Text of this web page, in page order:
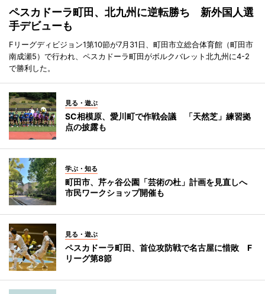
ペスカドーラ町田、北九州に逆転勝ち 新外国人選
手デビューも
Fリーグディビジョン1第10節が7月31日、町田市立総合体育館（町田市
南成瀬5）で行われ、ペスカドーラ町田がボルクバレット北九州に4-2
で勝利した。
見る・遊ぶ
SC相模原、愛川町で作戦会議 「天然芝」練習拠
点の披露も
学ぶ・知る
町田市、芹ヶ谷公園「芸術の杜」計画を見直しへ
市民ワークショップ開催も
見る・遊ぶ
ペスカドーラ町田、首位攻防戦で名古屋に惜敗 F
リーグ第8節